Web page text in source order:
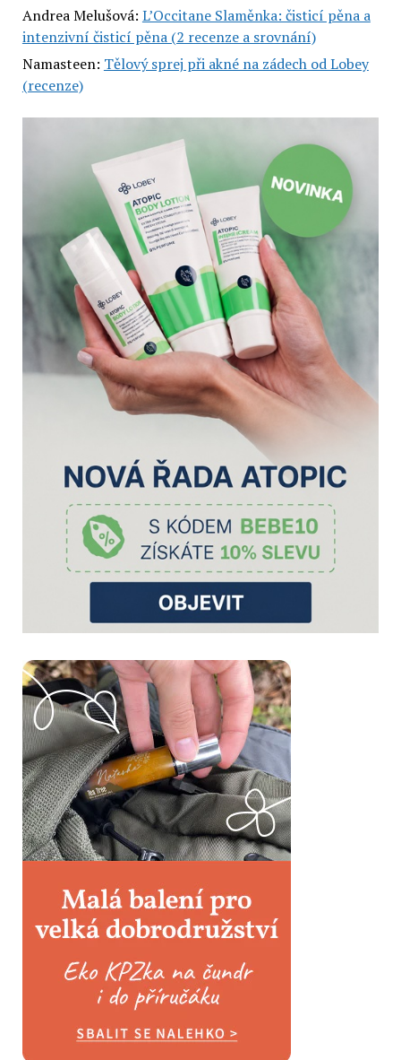
Andrea Melušová: L’Occitane Slaměnka: čisticí pěna a
intenzivní čisticí pěna (2 recenze a srovnání)
Namasteen: Tělový sprej při akné na zádech od Lobey
(recenze)